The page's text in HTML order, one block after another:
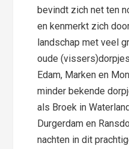
bevindt zich net ten
en kenmerkt zich
landschap met veel
oude
Edam, Marken en
minder bekende
als Broek in
Durgerdam en
nachten in dit